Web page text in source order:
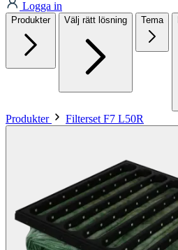
Logga in
Produkter Välj rätt lösning Tema
Produkter Filterset F7 L50R